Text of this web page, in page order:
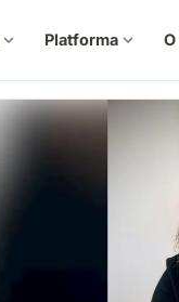
expand_more Platforma expand_more